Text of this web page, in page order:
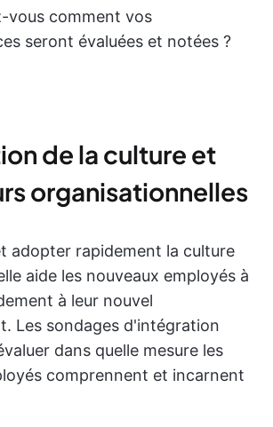
vous comment vos
seront évaluées et notées ?
de la culture et
organisationnelles
adopter rapidement la culture
aide les nouveaux employés à
à leur nouvel
Les sondages d'intégration
dans quelle mesure les
comprennent et incarnent